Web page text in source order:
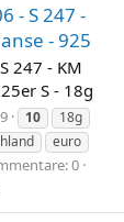
- S 247 -
- 925
247 - KM
S - 18g
10
18g
euro
0